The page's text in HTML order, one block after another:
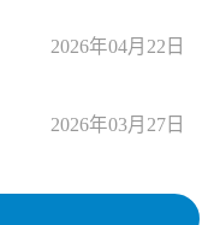
2026年04月22日
2026年03月27日